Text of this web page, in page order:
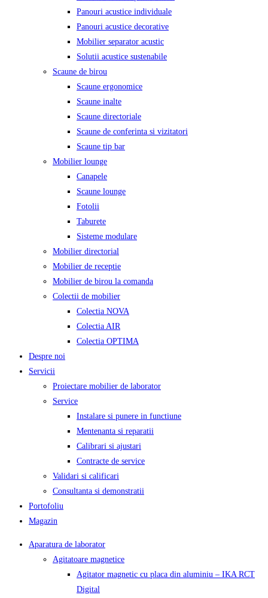
Panouri acustice individuale
Panouri acustice decorative
Mobilier separator acustic
Solutii acustice sustenabile
Scaune de birou
Scaune ergonomice
Scaune inalte
Scaune directoriale
Scaune de conferinta si vizitatori
Scaune tip bar
Mobilier lounge
Canapele
Scaune lounge
Fotolii
Taburete
Sisteme modulare
Mobilier directorial
Mobilier de receptie
Mobilier de birou la comanda
Colectii de mobilier
Colectia NOVA
Colectia AIR
Colectia OPTIMA
Despre noi
Servicii
Proiectare mobilier de laborator
Service
Instalare si punere in functiune
Mentenanta si reparatii
Calibrari si ajustari
Contracte de service
Validari si calificari
Consultanta si demonstratii
Portofoliu
Magazin
Aparatura de laborator
Agitatoare magnetice
Agitator magnetic cu placa din aluminiu – IKA RCT
Digital